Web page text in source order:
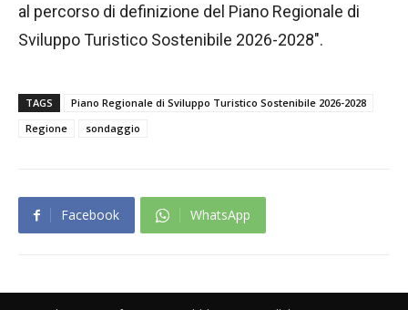
al percorso di definizione del Piano Regionale di
Sviluppo Turistico Sostenibile 2026-2028″.
TAGS
Piano Regionale di Sviluppo Turistico Sostenibile 2026-2028
Regione
sondaggio
Facebook WhatsApp